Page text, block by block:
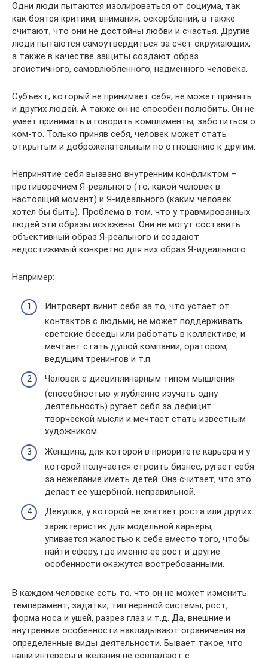
Одни люди пытаются изолироваться от социума, так
как боятся критики, внимания, оскорблений, а также
считают, что они не достойны любви и счастья. Другие
люди пытаются самоутвердиться за счет окружающих,
а также в качестве защиты создают образ
эгоистичного, самовлюбленного, надменного человека.
Субъект, который не принимает себя, не может принять
и других людей. А также он не способен полюбить. Он не
умеет принимать и говорить комплименты, заботиться о
ком-то. Только приняв себя, человек может стать
открытым и доброжелательным по отношению к другим.
Непринятие себя вызвано внутренним конфликтом –
противоречием Я-реального (то, какой человек в
настоящий момент) и Я-идеального (каким человек
хотел бы быть). Проблема в том, что у травмированных
людей эти образы искажены. Они не могут составить
объективный образ Я-реального и создают
недостижимый конкретно для них образ Я-идеального.
Например:
Интроверт винит себя за то, что устает от
контактов с людьми, не может поддерживать
светские беседы или работать в коллективе, и
мечтает стать душой компании, оратором,
ведущим тренингов и т.п.
Человек с дисциплинарным типом мышления
(способностью углубленно изучать одну
деятельность) ругает себя за дефицит
творческой мысли и мечтает стать известным
художником.
Женщина, для которой в приоритете карьера и у
которой получается строить бизнес, ругает себя
за нежелание иметь детей. Она считает, что это
делает ее ущербной, неправильной.
Девушка, у которой не хватает роста или других
характеристик для модельной карьеры,
упивается жалостью к себе вместо того, чтобы
найти сферу, где именно ее рост и другие
особенности окажутся востребованными.
В каждом человеке есть то, что он не может изменить:
темперамент, задатки, тип нервной системы, рост,
форма носа и ушей, разрез глаз и т.д. Да, внешние и
внутренние особенности накладывают ограничения на
определенные виды деятельности. Бывает такое, что
наши интересы и желания не совпадают с